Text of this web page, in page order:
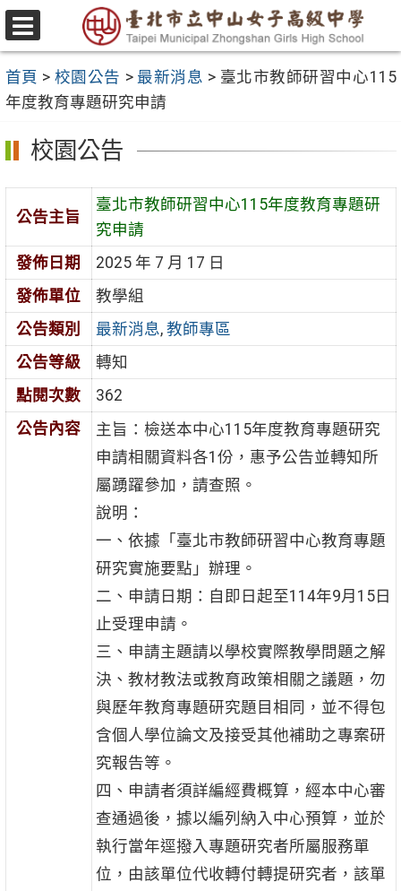
跳
至
要
內
容
區
選
單
首頁 > 校園公告 > 最新消息 > 臺北市教師研習中心115
年度教育專題研究申請
校園公告
公告主旨
臺北市教師研習中心115年度教育專題研
究申請
發佈日期
2025 年 7 月 17 日
發佈單位
教學組
公告類別
最新消息, 教師專區
公告等級
轉知
點閱次數
362
公告內容
主旨：檢送本中心115年度教育專題研究
申請相關資料各1份，惠予公告並轉知所
屬踴躍參加，請查照。
說明：
一、依據「臺北市教師研習中心教育專題
研究實施要點」辦理。
二、申請日期：自即日起至114年9月15日
止受理申請。
三、申請主題請以學校實際教學問題之解
決、教材教法或教育政策相關之議題，勿
與歷年教育專題研究題目相同，並不得包
含個人學位論文及接受其他補助之專案研
究報告等。
四、申請者須詳編經費概算，經本中心審
查通過後，據以編列納入中心預算，並於
執行當年逕撥入專題研究者所屬服務單
位，由該單位代收轉付轉提研究者，該單